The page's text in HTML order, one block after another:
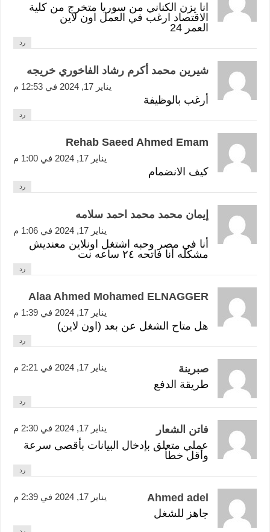
انا يزن الكناني من سوريا متخرج من كلية
الاقتصاد ارغب في العمل اون لاين
العمر 24
رد
شيرين محمد أكرم رشاد الفاخوري خريجه
يناير 17, 2024 في 12:53 م
أرغب بالوظيفة
رد
Rehab Saeed Ahmed Emam
يناير 17, 2024 في 1:00 م
كيف الانضمام
رد
إيمان محمد محمد احمد سلامه
يناير 17, 2024 في 1:06 م
أنا في مصر وحبه اشتغل اونلاين معنديش
مشكله أنا فاتحه ٢٤ ساعه نت
رد
Alaa Ahmed Mohamed ELNAGGER
يناير 17, 2024 في 1:39 م
هل متاح الشغل عن بعد (اون لاين)
رد
صبرينة يناير 17, 2024 في 2:21 م
طريقة الدفع
رد
فاتن الشعار يناير 17, 2024 في 2:30 م
عملي متعلق بإدخال البيانات بأقصى سرعة
وأقل خطأ
رد
Ahmed adel يناير 17, 2024 في 2:39 م
جاهز للشغل
رد